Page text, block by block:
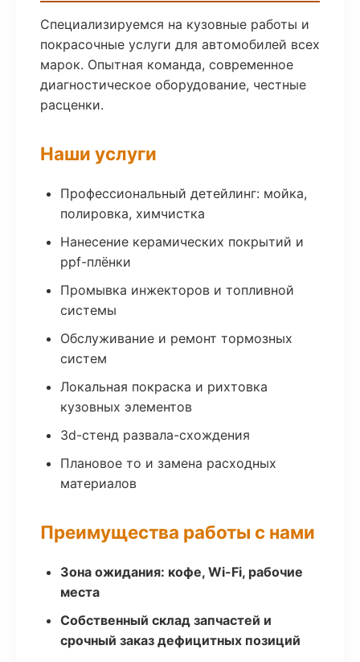
Специализируемся на кузовные работы и
покрасочные услуги для автомобилей всех
марок. Опытная команда, современное
диагностическое оборудование, честные
расценки.
Наши услуги
Профессиональный детейлинг: мойка,
полировка, химчистка
Нанесение керамических покрытий и
ppf-плёнки
Промывка инжекторов и топливной
системы
Обслуживание и ремонт тормозных
систем
Локальная покраска и рихтовка
кузовных элементов
3d-стенд развала-схождения
Плановое то и замена расходных
материалов
Преимущества работы с нами
Зона ожидания: кофе, Wi-Fi, рабочие
места
Собственный склад запчастей и
срочный заказ дефицитных позиций